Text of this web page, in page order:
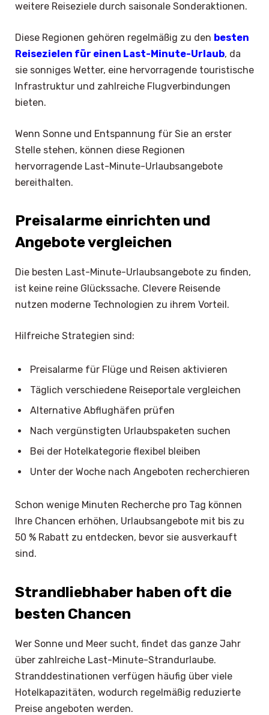
weitere Reiseziele durch saisonale Sonderaktionen.
Diese Regionen gehören regelmäßig zu den besten
Reisezielen für einen Last-Minute-Urlaub, da
sie sonniges Wetter, eine hervorragende touristische
Infrastruktur und zahlreiche Flugverbindungen
bieten.
Wenn Sonne und Entspannung für Sie an erster
Stelle stehen, können diese Regionen
hervorragende Last-Minute-Urlaubsangebote
bereithalten.
Preisalarme einrichten und
Angebote vergleichen
Die besten Last-Minute-Urlaubsangebote zu finden,
ist keine reine Glückssache. Clevere Reisende
nutzen moderne Technologien zu ihrem Vorteil.
Hilfreiche Strategien sind:
Preisalarme für Flüge und Reisen aktivieren
Täglich verschiedene Reiseportale vergleichen
Alternative Abflughäfen prüfen
Nach vergünstigten Urlaubspaketen suchen
Bei der Hotelkategorie flexibel bleiben
Unter der Woche nach Angeboten recherchieren
Schon wenige Minuten Recherche pro Tag können
Ihre Chancen erhöhen, Urlaubsangebote mit bis zu
50 % Rabatt zu entdecken, bevor sie ausverkauft
sind.
Strandliebhaber haben oft die
besten Chancen
Wer Sonne und Meer sucht, findet das ganze Jahr
über zahlreiche Last-Minute-Strandurlaube.
Stranddestinationen verfügen häufig über viele
Hotelkapazitäten, wodurch regelmäßig reduzierte
Preise angeboten werden.